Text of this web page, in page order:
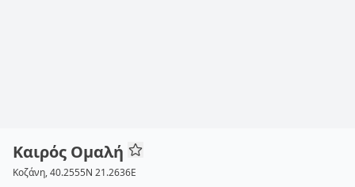
Καιρός Ομαλή
Κοζάνη, 40.2555N 21.2636E